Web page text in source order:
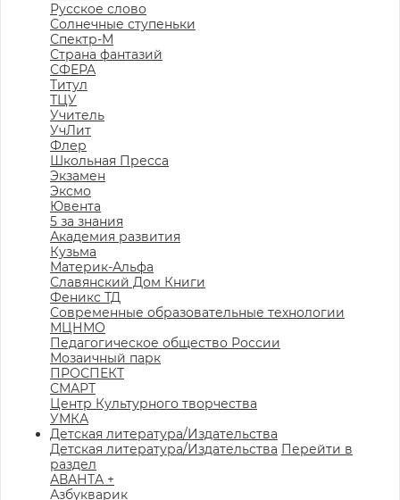
Русское слово
Солнечные ступеньки
Спектр-М
Страна фантазий
СФЕРА
Титул
ТЦУ
Учитель
УчЛит
Флер
Школьная Пресса
Экзамен
Эксмо
Ювента
5 за знания
Академия развития
Кузьма
Материк-Альфа
Славянский Дом Книги
Феникс ТД
Современные образовательные технологии
МЦНМО
Педагогическое общество России
Мозаичный парк
ПРОСПЕКТ
СМАРТ
Центр Культурного творчества
УМКА
Детская литература/Издательства
Детская литература/Издательства Перейти в
раздел
АВАНТА +
Азбукварик